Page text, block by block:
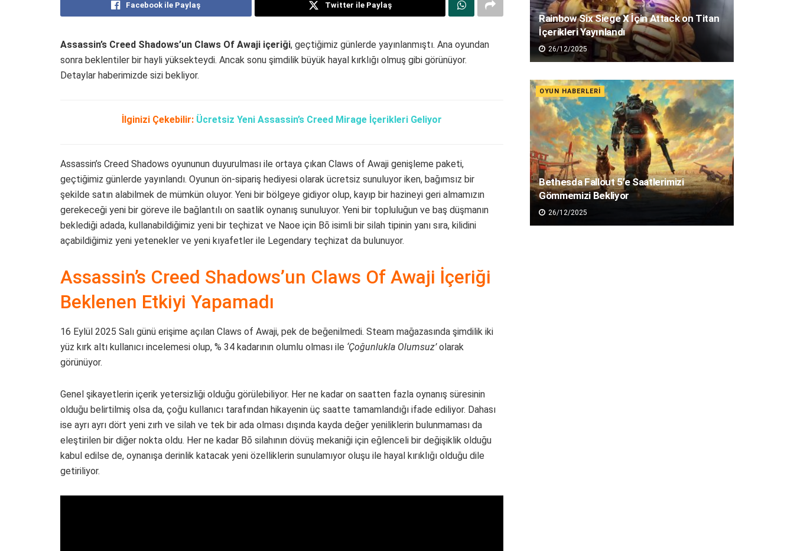
Facebook ile Paylaş Twitter ile Paylaş
Assassin’s Creed Shadows’un Claws Of Awaji içeriği, geçtiğimiz günlerde yayınlanmıştı. Ana oyundan
sonra beklentiler bir hayli yüksekteydi. Ancak sonu şimdilik büyük hayal kırklığı olmuş gibi görünüyor.
Detaylar haberimizde sizi bekliyor.
İlginizi Çekebilir: Ücretsiz Yeni Assassin’s Creed Mirage İçerikleri Geliyor
Assassin’s Creed Shadows oyununun duyurulması ile ortaya çıkan Claws of Awaji genişleme paketi,
geçtiğimiz günlerde yayınlandı. Oyunun ön-sipariş hediyesi olarak ücretsiz sunuluyor iken, bağımsız bir
şekilde satın alabilmek de mümkün oluyor. Yeni bir bölgeye gidiyor olup, kayıp bir hazineyi geri almamızın
gerekeceği yeni bir göreve ile bağlantılı on saatlik oynanış sunuluyor. Yeni bir topluluğun ve baş düşmanın
beklediği adada, kullanabildiğimiz yeni bir teçhizat ve Naoe için Bō isimli bir silah tipinin yanı sıra, kilidini
açabildiğimiz yeni yetenekler ve yeni kıyafetler ile Legendary teçhizat da bulunuyor.
Assassin’s Creed Shadows’un Claws Of Awaji İçeriği
Beklenen Etkiyi Yapamadı
16 Eylül 2025 Salı günü erişime açılan Claws of Awaji, pek de beğenilmedi. Steam mağazasında şimdilik iki
yüz kırk altı kullanıcı incelemesi olup, % 34 kadarının olumlu olması ile ‘Çoğunlukla Olumsuz’olarak
görünüyor.
Genel şikayetlerin içerik yetersizliği olduğu görülebiliyor. Her ne kadar on saatten fazla oynanış süresinin
olduğu belirtilmiş olsa da, çoğu kullanıcı tarafından hikayenin üç saatte tamamlandığı ifade ediliyor. Dahası
ise ayrı ayrı dört yeni zırh ve silah ve tek bir ada olması dışında kayda değer yeniliklerin bulunmaması da
eleştirilen bir diğer nokta oldu. Her ne kadar Bō silahının dövüş mekaniği için eğlenceli bir değişiklik olduğu
kabul edilse de, oynanışa derinlik katacak yeni özelliklerin sunulamıyor oluşu ile hayal kırıklığı olduğu dile
getiriliyor.
Rainbow Six Siege X İçin Attack on Titan
İçerikleri Yayınlandı
26/12/2025
OYUN HABERLERI
Bethesda Fallout 5’e Saatlerimizi
Gömmemizi Bekliyor
26/12/2025